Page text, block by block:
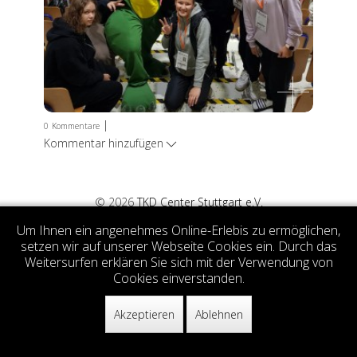
0 Kommentare |
Kommentar hinzufügen
© 2026TKD Center Stuttgart e.V.
Um Ihnen ein angenehmes Online-Erlebis zu ermöglichen,
setzen wir auf unserer Webseite Cookies ein. Durch das
Weitersurfen erklären Sie sich mit der Verwendung von
Cookies einverstanden.
Akzeptieren Ablehnen